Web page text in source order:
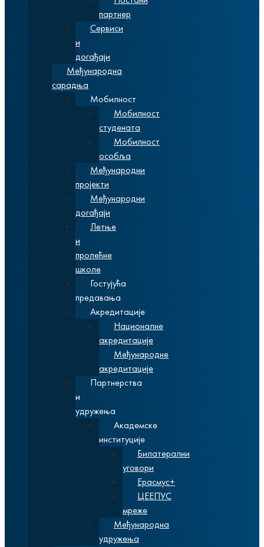
партнер
Сервиси
и
догађаји
Међународна
сарадња
Мобилност
Мобилност
студената
Мобилност
особља
Међународни
пројекти
Међународни
догађаји
Летње
и
пролећне
школе
Гостујућа
предавања
Акредитације
Националне
акредитације
Међународне
акредитације
Партнерства
и
удружења
Академске
институције
Билатерални
уговори
Ерасмус+
ЦЕЕПУС
мреже
Међународна
удружења